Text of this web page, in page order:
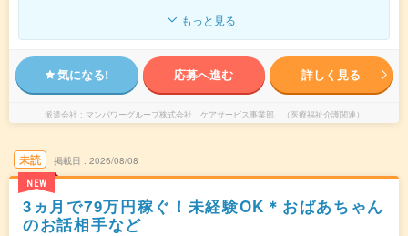
もっと見る
気になる! 応募へ進む 詳しく見る
派遣会社 マンパワーグループ株式会社 ケアサービス事業部 （医療福祉介護関連）
未読
NEW
掲載日 2026/08/08
3ヵ月で79万円稼ぐ！未経験OK＊おばあちゃん
のお話相手など